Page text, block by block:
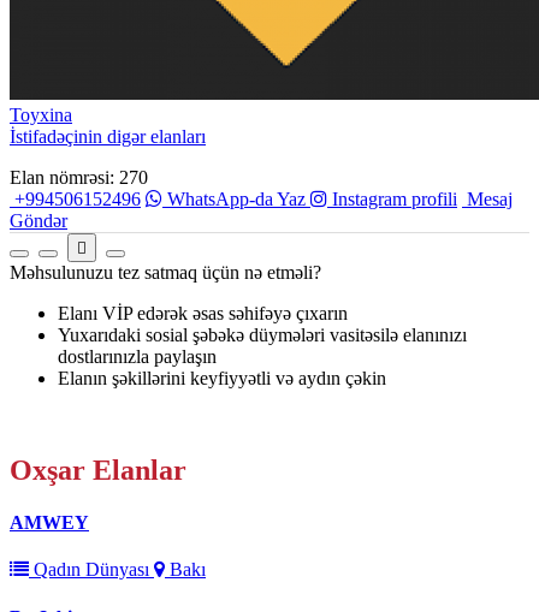
Toyxina
İstifadəçinin digər elanları
Elan nömrəsi: 270
+994506152496
WhatsApp-da Yaz Instagram profili Mesaj
Göndər
Məhsulunuzu tez satmaq üçün nə etməli?
Elanı VİP edərək əsas səhifəyə çıxarın
Yuxarıdaki sosial şəbəkə düymələri vasitəsilə elanınızı
dostlarınızla paylaşın
Elanın şəkillərini keyfiyyətli və aydın çəkin
Oxşar Elanlar
AMWEY
Qadın Dünyası Bakı